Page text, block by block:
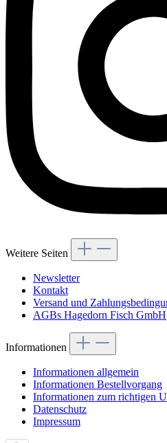
Weitere Seiten
Newsletter
Kontakt
Versand und
AGBs Hagedorn Fisch GmbH
Informationen
Informationen allgemein
Informationen Bestellvorgang
Informationen zum richtigen
Datenschutz
Impressum